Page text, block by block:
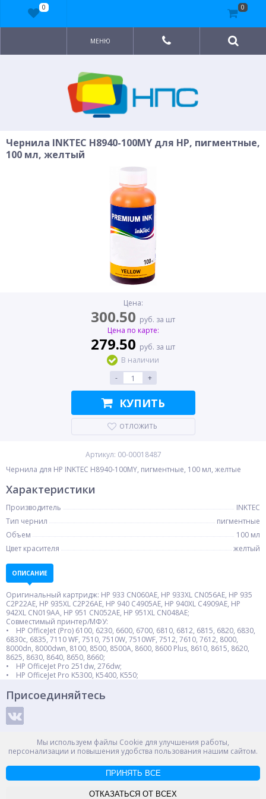
МЕНЮ
Чернила INKTEC H8940-100MY для HP, пигментные,
100 мл, желтый
Цена:
300.50 руб. за шт
Цена по карте:
279.50 руб. за шт
В наличии
-
+
КУПИТЬ
ОТЛОЖИТЬ
Артикул: 00-00018487
Чернила для HP INKTEC H8940-100MY, пигментные, 100 мл, желтые
Характеристики
Производитель
INKTEC
Тип чернил
пигментные
Объем
100 мл
Цвет красителя
желтый
ОПИСАНИЕ
Оригинальный картридж: HP 933 CN060AE, HP 933XL CN056AE, HP 935
C2P22AE, HP 935XL C2P26AE, HP 940 C4905AE, HP 940XL C4909AE, HP
942XL CN019AA, HP 951 CN052AE, HP 951XL CN048AE;
Совместимый принтер/МФУ:
• HP OfficeJet (Pro) 6100, 6230, 6600, 6700, 6810, 6812, 6815, 6820, 6830,
6830c, 6835, 7110 WF, 7510, 7510W, 7510WF, 7512, 7610, 7612, 8000,
8000dn, 8000dwn, 8100, 8500, 8500A, 8600, 8600 Plus, 8610, 8615, 8620,
8625, 8630, 8640, 8650, 8660;
• HP OfficeJet Pro 251dw, 276dw;
• HP OfficeJet Pro K5300, K5400, K550;
Мы используем файлы Cookie для улучшения работы,
персонализации и повышения удобства пользования нашим сайтом.
ПРИНЯТЬ ВСЕ
ОТКАЗАТЬСЯ ОТ ВСЕХ
Присоединяйтесь
Способы оплаты
Россия, Великий Новгород, пр. Александра Корсунова 14А
0 0